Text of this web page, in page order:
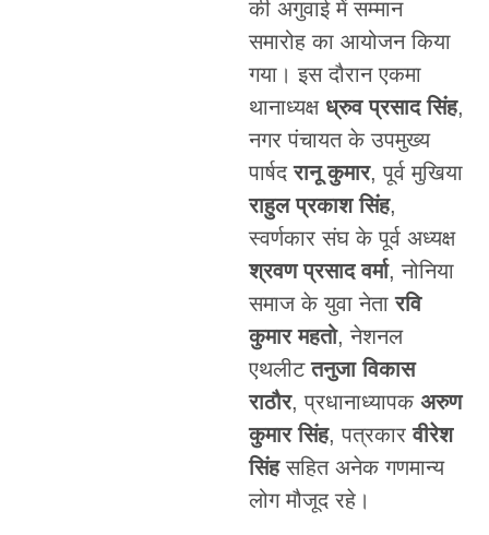
की अगुवाई में सम्मान
समारोह का आयोजन किया
गया। इस दौरान एकमा
थानाध्यक्ष ध्रुव प्रसाद सिंह,
नगर पंचायत के उपमुख्य
पार्षदरानू कुमार, पूर्व मुखिया
राहुल प्रकाश सिंह,
स्वर्णकार संघ के पूर्व अध्यक्ष
श्रवण प्रसाद वर्मा, नोनिया
समाज के युवा नेतारवि
कुमार महतो, नेशनल
एथलीटतनुजा विकास
राठौर, प्रधानाध्यापक अरुण
कुमार सिंह, पत्रकारवीरेश
सिंहसहित अनेक गणमान्य
लोग मौजूद रहे।